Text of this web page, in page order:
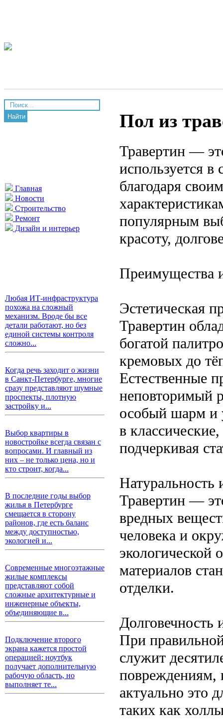
Найти
Главная
Новости
Строительство
Ремонт
Дизайн и интерьер
Любая ИТ-инфраструктура
похожа на сложный
механизм. Вроде бы все
детали работают, но без
единой системы контроля
сложно...
Когда речь заходит о жизни
в Санкт-Петербурге, многие
сразу представляют шумные
проспекты, плотную
застройку и...
Выбор квартиры в
новостройке всегда связан с
вопросами. И главный из
них – не только цена, но и
кто строит, когда...
В последние годы выбор
жилья в Петербурге
смещается в сторону
районов, где есть баланс
между доступностью,
экологией и...
Современные многоэтажные
жилые комплексы
представляют собой
сложные архитектурные и
инженерные объекты,
объединяющие в...
Подключение второго
экрана кажется простой
операцией: ноутбук
получает дополнительную
рабочую область, но
выполняет те...
Пол из
Травертин —
используется в
благодаря
популярным
красоту,
Преимущества
Эстетическая
Травертин
богатой
кремовых до
Естественные
неповторимый
особый шарм и
в
подчеркивая
Натуральность
Травертин —
вредных
человека и
экологической
материалов
отделки.
Долговечность
При
служит
повреждениям,
актуально это
таких как